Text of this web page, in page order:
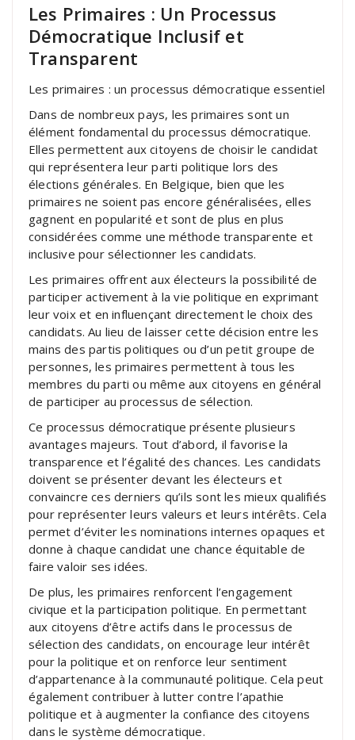
Les Primaires : Un Processus
Démocratique Inclusif et
Transparent
Les primaires : un processus démocratique essentiel
Dans de nombreux pays, les primaires sont un
élément fondamental du processus démocratique.
Elles permettent aux citoyens de choisir le candidat
qui représentera leur parti politique lors des
élections générales. En Belgique, bien que les
primaires ne soient pas encore généralisées, elles
gagnent en popularité et sont de plus en plus
considérées comme une méthode transparente et
inclusive pour sélectionner les candidats.
Les primaires offrent aux électeurs la possibilité de
participer activement à la vie politique en exprimant
leur voix et en influençant directement le choix des
candidats. Au lieu de laisser cette décision entre les
mains des partis politiques ou d’un petit groupe de
personnes, les primaires permettent à tous les
membres du parti ou même aux citoyens en général
de participer au processus de sélection.
Ce processus démocratique présente plusieurs
avantages majeurs. Tout d’abord, il favorise la
transparence et l’égalité des chances. Les candidats
doivent se présenter devant les électeurs et
convaincre ces derniers qu’ils sont les mieux qualifiés
pour représenter leurs valeurs et leurs intérêts. Cela
permet d’éviter les nominations internes opaques et
donne à chaque candidat une chance équitable de
faire valoir ses idées.
De plus, les primaires renforcent l’engagement
civique et la participation politique. En permettant
aux citoyens d’être actifs dans le processus de
sélection des candidats, on encourage leur intérêt
pour la politique et on renforce leur sentiment
d’appartenance à la communauté politique. Cela peut
également contribuer à lutter contre l’apathie
politique et à augmenter la confiance des citoyens
dans le système démocratique.